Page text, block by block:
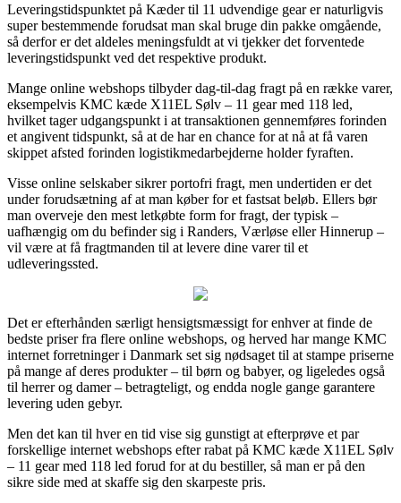
Leveringstidspunktet på Kæder til 11 udvendige gear er naturligvis
super bestemmende forudsat man skal bruge din pakke omgående,
så derfor er det aldeles meningsfuldt at vi tjekker det forventede
leveringstidspunkt ved det respektive produkt.
Mange online webshops tilbyder dag-til-dag fragt på en række varer,
eksempelvis KMC kæde X11EL Sølv – 11 gear med 118 led,
hvilket tager udgangspunkt i at transaktionen gennemføres forinden
et angivent tidspunkt, så at de har en chance for at nå at få varen
skippet afsted forinden logistikmedarbejderne holder fyraften.
Visse online selskaber sikrer portofri fragt, men undertiden er det
under forudsætning af at man køber for et fastsat beløb. Ellers bør
man overveje den mest letkøbte form for fragt, der typisk –
uafhængig om du befinder sig i Randers, Værløse eller Hinnerup –
vil være at få fragtmanden til at levere dine varer til et
udleveringssted.
Det er efterhånden særligt hensigtsmæssigt for enhver at finde de
bedste priser fra flere online webshops, og herved har mange KMC
internet forretninger i Danmark set sig nødsaget til at stampe priserne
på mange af deres produkter – til børn og babyer, og ligeledes også
til herrer og damer – betragteligt, og endda nogle gange garantere
levering uden gebyr.
Men det kan til hver en tid vise sig gunstigt at efterprøve et par
forskellige internet webshops efter rabat på KMC kæde X11EL Sølv
– 11 gear med 118 led forud for at du bestiller, så man er på den
sikre side med at skaffe sig den skarpeste pris.